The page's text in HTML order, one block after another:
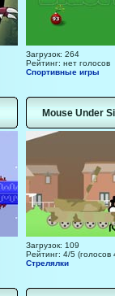
Загрузок: 264
Рейтинг: нет голосов
Спортивные игры
Mouse Under
Загрузок: 109
Рейтинг: 4/5 (голосов
Стрелялки